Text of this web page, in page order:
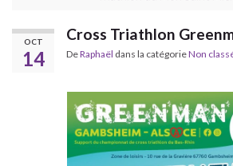
OCT
14
Cross Triathlon
DeRaphaël dans la catégorieNon